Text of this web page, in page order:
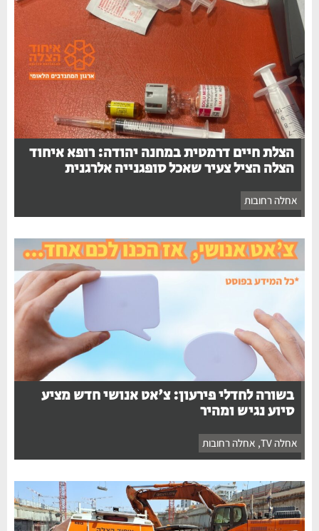
הצלת חיים דרמטית במחנה יהודה: רופא איחוד
הצלה הציל צעיר שאכל סופגנייה אלרגנית
אחלה רחובות
בשורה לחדלי פירעון: צ'אט אנושי חדש מציע
סיוע נגיש ומהיר
אחלה TV ,אחלה רחובות